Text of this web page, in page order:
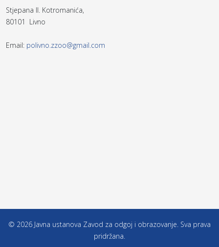
Stjepana II. Kotromanića,
80101 Livno
Email: polivno.zzoo@gmail.com
© 2026 Javna ustanova Zavod za odgoj i obrazovanje. Sva prava
pridržana.